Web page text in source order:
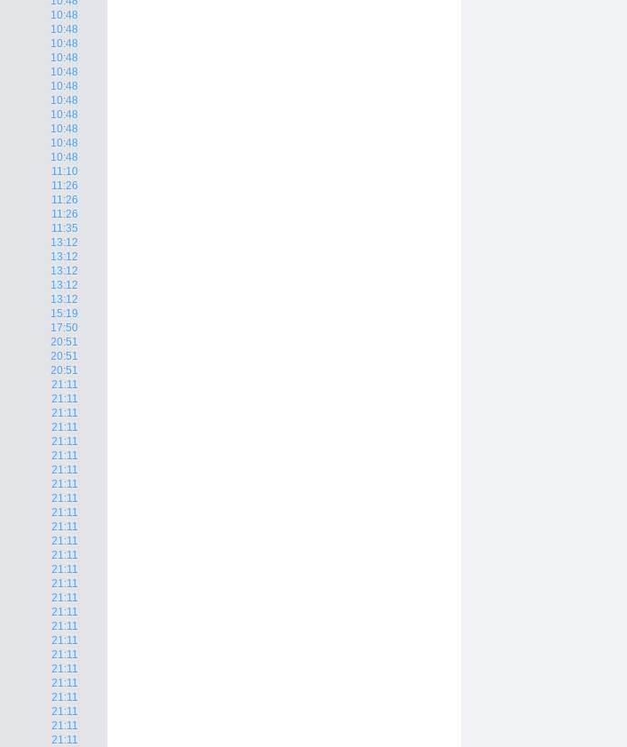
10:48
10:48
10:48
10:48
10:48
10:48
10:48
10:48
10:48
10:48
10:48
11:10
11:26
11:26
11:26
11:35
13:12
13:12
13:12
13:12
13:12
15:19
17:50
20:51
20:51
20:51
21:11
21:11
21:11
21:11
21:11
21:11
21:11
21:11
21:11
21:11
21:11
21:11
21:11
21:11
21:11
21:11
21:11
21:11
21:11
21:11
21:11
21:11
21:11
21:11
21:11
21:11